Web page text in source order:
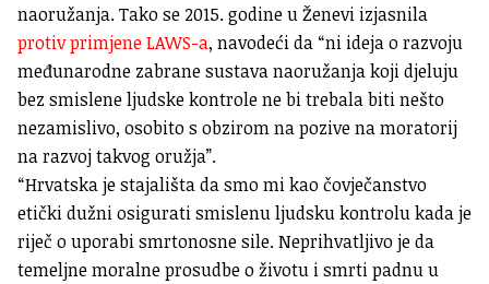
naoružanja. Tako se 2015. godine u Ženevi izjasnila
protiv primjene LAWS-a, navodeći da “ni ideja o razvoju
međunarodne zabrane sustava naoružanja koji djeluju
bez smislene ljudske kontrole ne bi trebala biti nešto
nezamislivo, osobito s obzirom na pozive na moratorij
na razvoj takvog oružja”.
“Hrvatska je stajališta da smo mi kao čovječanstvo
etički dužni osigurati smislenu ljudsku kontrolu kada je
riječ o uporabi smrtonosne sile. Neprihvatljivo je da
temeljne moralne prosudbe o životu i smrti padnu u